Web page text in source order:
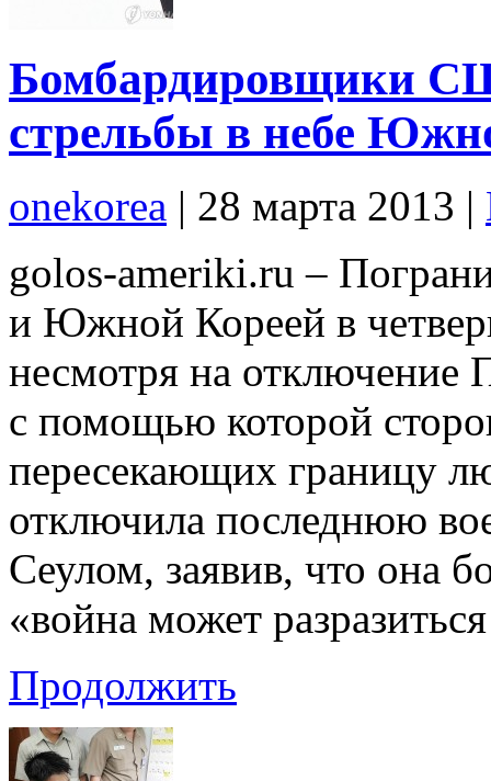
Бомбардировщики
стрельбы в небе
onekorea | 28 марта 2013 |
golos-ameriki.ru –
и Южной Кореей в
несмотря на отключение
с помощью которой
пересекающих границу
отключила последнюю
Сеулом, заявив, что она
«война может
Продолжить